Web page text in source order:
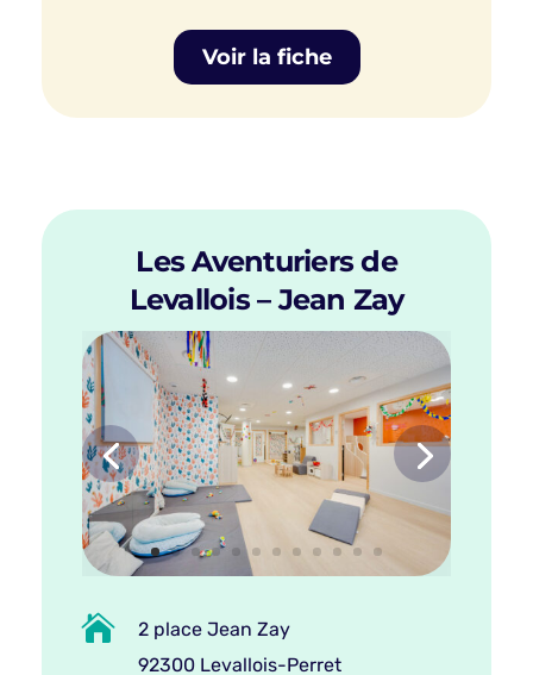
Voir la fiche
Les Aventuriers de
Levallois – Jean Zay

2 place Jean Zay
92300 Levallois-Perret